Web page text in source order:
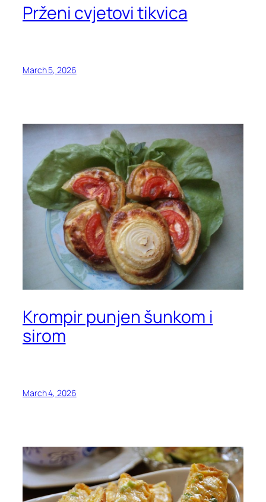
Prženi cvjetovi tikvica
March 5, 2026
Krompir punjen šunkom i
sirom
March 4, 2026